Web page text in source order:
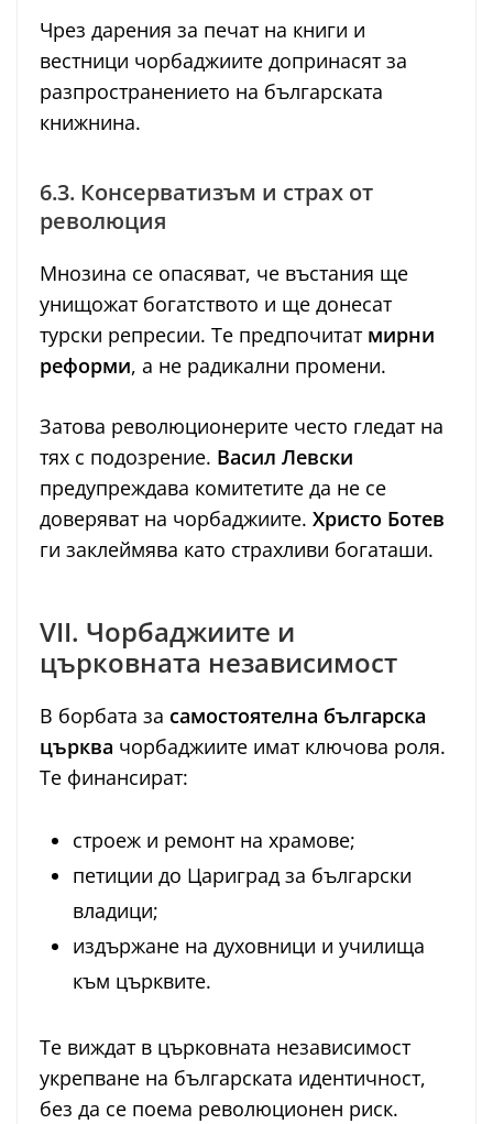
Чрез дарения за печат на книги и
вестници чорбаджиите допринасят за
разпространението на българската
книжнина.
6.3. Консерватизъм и страх от
революция
Мнозина се опасяват, че въстания ще
унищожат богатството и ще донесат
турски репресии. Те предпочитат мирни
реформи, а не радикални промени.
Затова революционерите често гледат на
тях с подозрение. Васил Левски
предупреждава комитетите да не се
доверяват на чорбаджиите. Христо Ботев
ги заклеймява като страхливи богаташи.
VII. Чорбаджиите и
църковната независимост
В борбата за самостоятелна българска
църква чорбаджиите имат ключова роля.
Те финансират:
строеж и ремонт на храмове;
петиции до Цариград за български
владици;
издържане на духовници и училища
към църквите.
Те виждат в църковната независимост
укрепване на българската идентичност,
без да се поема революционен риск.